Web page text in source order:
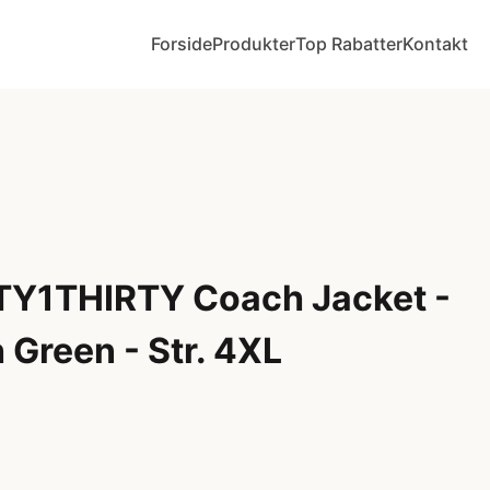
ForsideProdukterTop RabatterKontakt
Coach Jacket -
- Str. 4XL